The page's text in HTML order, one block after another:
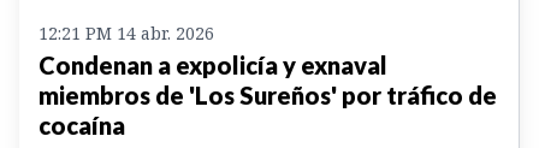
12:21 PM 14 abr. 2026
Condenan a expolicía y exnaval
miembros de 'Los Sureños' por tráfico de
cocaína